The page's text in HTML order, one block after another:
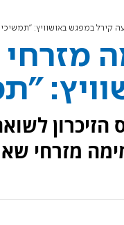
קירל במפגש באושוויץ:
מזרחי